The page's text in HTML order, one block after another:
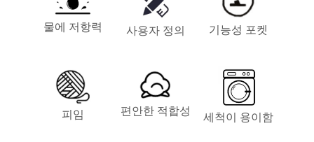
물에 저항력 사용자 정의 기능성 포켓
피임 편안한 적합성 세척이 용이함